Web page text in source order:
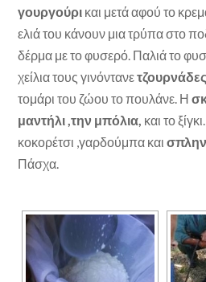
γουργούρι και μετά αφού το
ελιά του κάνουν μια τρύπα στο
δέρμα με το φυσερό. Παλιά το
χείλια τους γινόντανετζουρνάδες
τομάρι του ζώου το πουλάνε. Η
μαντήλι ,την μπόλια, και το
κοκορέτσι ,γαρδούμπα και
Πάσχα.